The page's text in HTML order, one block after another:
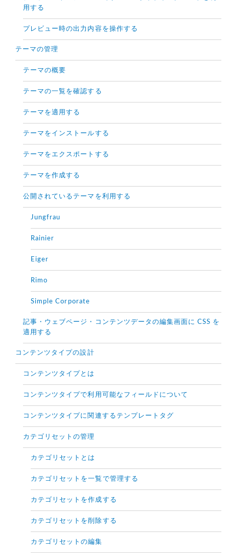
用する
プレビュー時の出力内容を操作する
テーマの管理
テーマの概要
テーマの一覧を確認する
テーマを適用する
テーマをインストールする
テーマをエクスポートする
テーマを作成する
公開されているテーマを利用する
Jungfrau
Rainier
Eiger
Rimo
Simple Corporate
記事・ウェブページ・コンテンツデータの編集画面に CSS を
適用する
コンテンツタイプの設計
コンテンツタイプとは
コンテンツタイプで利用可能なフィールドについて
コンテンツタイプに関連するテンプレートタグ
カテゴリセットの管理
カテゴリセットとは
カテゴリセットを一覧で管理する
カテゴリセットを作成する
カテゴリセットを削除する
カテゴリセットの編集